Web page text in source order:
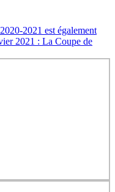
2021 est également
2021 : La Coupe de